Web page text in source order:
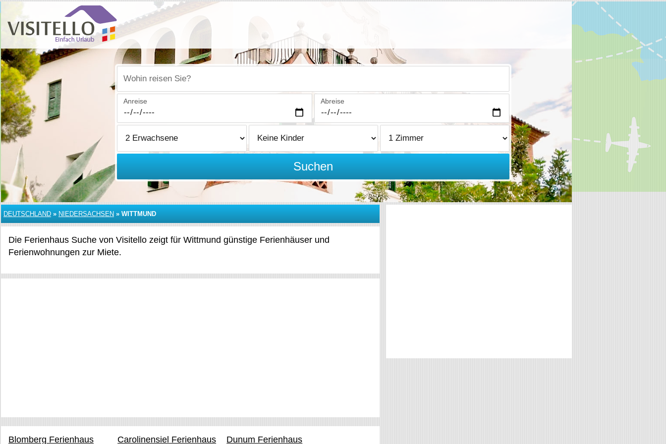
Wohin reisen Sie?
Anreise Abreise
Suchen
DEUTSCHLAND » NIEDERSACHSEN » WITTMUND
Die Ferienhaus Suche von Visitello zeigt für Wittmund günstige Ferienhäuser und
Ferienwohnungen zur Miete.
Blomberg Ferienhaus Carolinensiel Ferienhaus Dunum Ferienhaus